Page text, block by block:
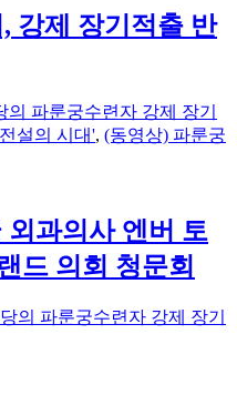
강제 장기적출 반
파룬궁수련자 강제 장기
설의 시대', (동영상) 파룬궁
과의사 엔버 토
드 의회 청문회
의 파룬궁수련자 강제 장기